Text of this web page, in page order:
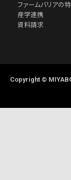
ファームバリアの
産学連携
資料請求
Copyright ©